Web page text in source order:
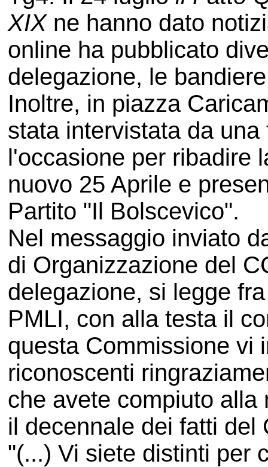
XIXne hanno dato
online ha pubblicato
delegazione, le
Inoltre, in piazza
stata intervistata da
l'occasione per ribadire
nuovo 25 Aprile e
Partito "Il Bolscevico".
Nel messaggio inviato
di Organizzazione del
delegazione, si legge
PMLI, con alla testa il
questa Commissione vi
riconoscenti
che avete compiuto
il decennale dei fatti del
"(...) Vi siete distinti per